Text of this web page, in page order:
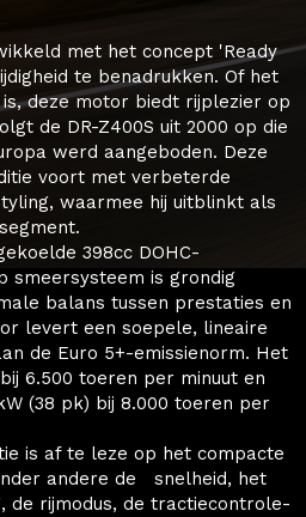
met het concept 'Ready
te benadrukken. Of het
deze motor biedt rijplezier op
de DR-Z400S uit 2000 op die
werd aangeboden. Deze
voort met verbeterde
waarmee hij uitblinkt als
398cc DOHC-
smeersysteem is grondig
balans tussen prestaties en
levert een soepele, lineaire
de Euro 5+-emissienorm. Het
6.500 toeren per minuut en
(38 pk) bij 8.000 toeren per
is af te leze op het compacte
andere de snelheid, het
de rijmodus, de tractiecontrole-